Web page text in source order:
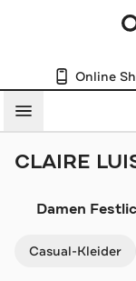
Online
Menü
CLAIRE
Damen
Casual-Kleider